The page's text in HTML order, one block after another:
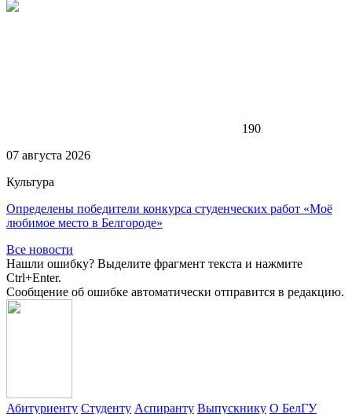
190
07 августа 2026
Культура
Определены победители конкурса студенческих работ «Моё
любимое место в Белгороде»
Все новости
Нашли ошибку? Выделите фрагмент текста и нажмите
Ctrl+Enter.
Сообщение об ошибке автоматически отправится в редакцию.
Абитуриенту Студенту Аспиранту Выпускнику О БелГУ